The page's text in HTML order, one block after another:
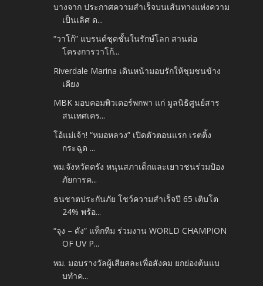
บางจาก ประกาศความสำเร็จบนเส้นทางแห่งความ
เป็นเลิศ ด...
“วาโก้” แบรนด์ชุดชั้นในรักษ์โลก สานต่อ
โครงการวาโก้...
Riverdale Marina เดินหน้ามอบรักให้ชุมชนข้าง
เคียง
MBK มอบคอมพิวเตอร์พกพา แก่ มูลนิธิศูนย์สาร
สนเทศเคร...
โอ้แม่เจ้า! “หมอหลวง” เปิดตัวตอนแรก เรตติ้ง
กระฉูด ...
พม.จังหวัดตรัง หนุนสภาเด็กและเยาวชนร่วมป้อง
ภัยการค...
ธนชาตประกันภัย โชว์ความสำเร็จปี 65 เติบโต
24% พร้อ...
“จุง – ดัง” แท็กทีม ร่วมงาน WORLD CHAMPION
OF UV P...
พม. มอบรางวัลผู้เสียสละเพื่อสังคม ยกย่องต้นแบ
บทำค...